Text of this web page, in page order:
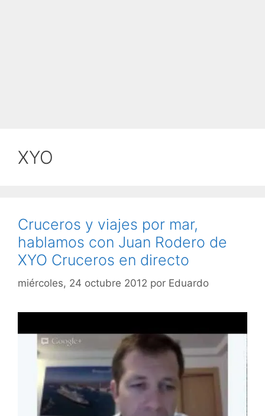
XYO
Cruceros y viajes por mar,
hablamos con Juan Rodero de
XYO Cruceros en directo
miércoles, 24 octubre 2012 por Eduardo